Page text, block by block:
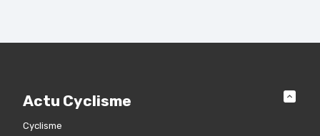
Actu Cyclisme
Cyclisme